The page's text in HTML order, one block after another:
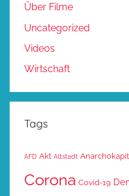
Über Filme
Uncategorized
Videos
Wirtschaft
Tags
AFD Akt Altstadt
Corona Covid-19